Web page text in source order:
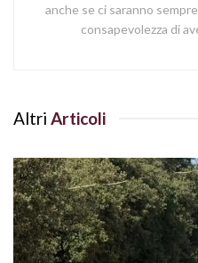
anche se ci saranno
consapevolezza di
Altri Articoli